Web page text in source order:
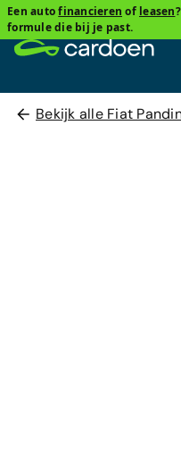
Een autofinancieren of leasen
formule die bij je past.
Bekijk alle Fiat